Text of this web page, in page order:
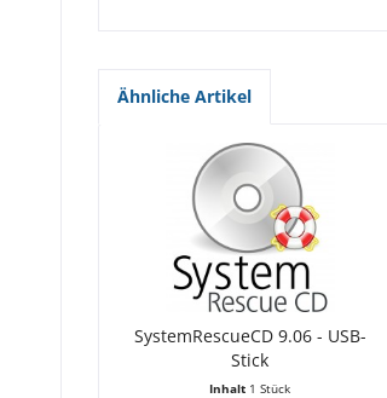
Ähnliche Artikel
SystemRescueCD 9.06 - USB-
Stick
Inhalt 1 Stück